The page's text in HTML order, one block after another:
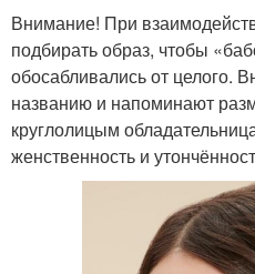
Внимание! При
подбирать образ, чтобы
обосабливались от целого.
названию и напоминают
круглолицым
женственность и